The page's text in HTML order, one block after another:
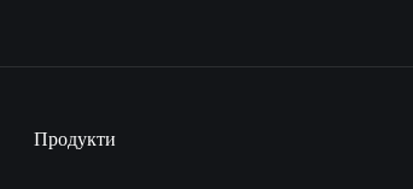
Продукти